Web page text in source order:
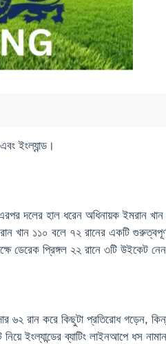
ইংল্যান্ড।
দলের হাল ধরেন অধিনায়ক ইমরান
খান ১১০ বলে ৭২ রানের একটি
ডেরেক প্রিঙ্গল ২২ রানে ৩টি উইকেট
৬২ রান করে কিছুটা প্রতিরোধ গড়েন,
ইংল্যান্ডের ব্যাটিং লাইনআপে ধস